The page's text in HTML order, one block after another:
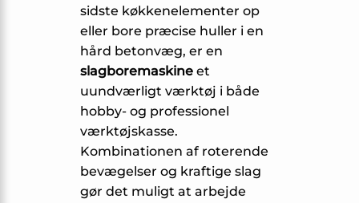
sidste køkkenelementer op
eller bore præcise huller i en
hård betonvæg, er en
slagboremaskine et
uundværligt værktøj i både
hobby- og professionel
værktøjskasse.
Kombinationen af roterende
bevægelser og kraftige slag
gør det muligt at arbejde